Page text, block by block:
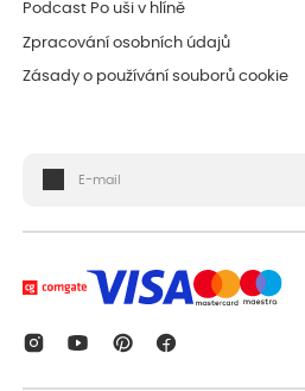
Podcast Po uši v hlíně
Zpracování osobních údajů
Zásady o používání souborů cookie